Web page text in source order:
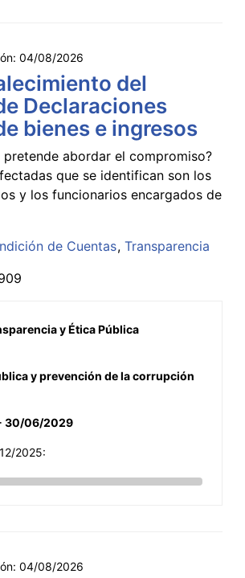
04/08/2026
del
Declaraciones
bienes e ingresos
pretende abordar el compromiso?
que se identifican son los
y los funcionarios encargados de
de Cuentas Transparencia
y Ética Pública
y prevención de la corrupción
30/06/2029
2025:
04/08/2026